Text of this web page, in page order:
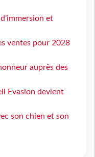
et
ventes pour 2028
auprès des
Evasion devient
son chien et son